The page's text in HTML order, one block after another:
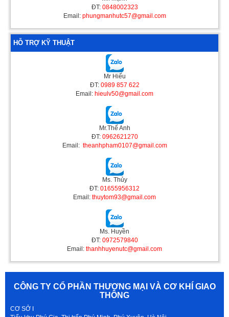
ĐT: 0848002323
Email: phungmanhutc57@gmail.com
HỖ TRỢ KỸ THUẬT
Mr Hiếu
ĐT: 0989 857 622
Email: hieulv50@gmail.com
Mr.Thế Anh
ĐT: 0962621270
Email: theanhpham0107@gmail.com
Ms. Thủy
ĐT: 01655956312
Email: thuytom93@gmail.com
Ms. Huyền
ĐT: 0972579840
Email: thanhhuyenutc@gmail.com
CÔNG TY CỔ PHẦN THƯƠNG MẠI VÀ CƠ KHÍ GIAO
THÔNG
CƠ SỞ I